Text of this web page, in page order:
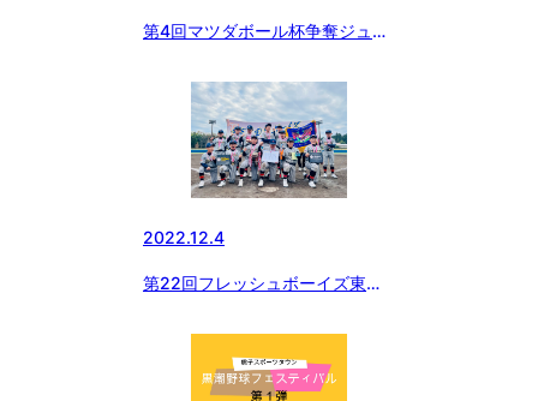
第4回マツダボール杯争奪ジュニ
2022.12.4
第22回フレッシュボーイズ東日